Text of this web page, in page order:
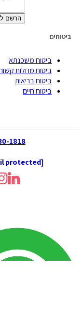
הרשם
ביטוחים
ביטוח משכנתא
ביטוח מחלות קשות
ביטוח בריאות
ביטוח חיים
1818
protected]